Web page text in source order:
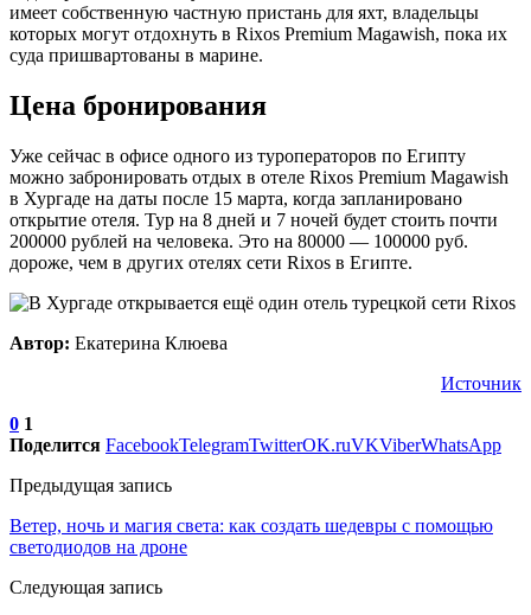
имеет собственную частную пристань для яхт, владельцы
которых могут отдохнуть в Rixos Premium Magawish, пока их
суда пришвартованы в марине.
Цена бронирования
Уже сейчас в офисе одного из туроператоров по Египту
можно забронировать отдых в отеле Rixos Premium Magawish
в Хургаде на даты после 15 марта, когда запланировано
открытие отеля. Тур на 8 дней и 7 ночей будет стоить почти
200000 рублей на человека. Это на 80000 — 100000 руб.
дороже, чем в других отелях сети Rixos в Египте.
Автор: Екатерина Клюева
Источник
0 1
Поделится FacebookTelegramTwitterOK.ruVKViberWhatsApp
Предыдущая запись
Ветер, ночь и магия света: как создать шедевры с помощью
светодиодов на дроне
Следующая запись